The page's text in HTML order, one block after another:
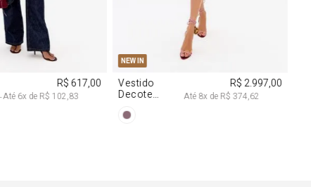
38 40
R$ 617,00
Até6x deR$ 102,83
NEW IN
PP
Vestido
Decote
Brilhos
R$ 2.997,00
Até 8x deR$ 374,62